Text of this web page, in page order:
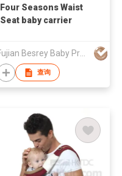
Four Seasons Waist
Seat baby carrier
Fujian Besrey Baby Products Co., Ltd.
查询